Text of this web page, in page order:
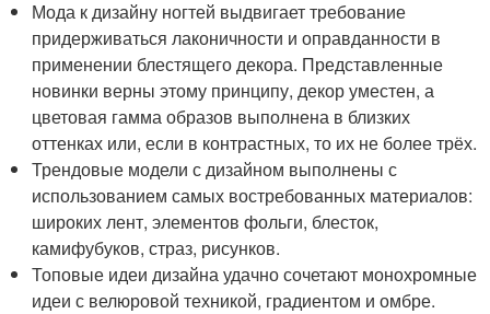
Мода к дизайну ногтей выдвигает требование
придерживаться лаконичности и оправданности в
применении блестящего декора. Представленные
новинки верны этому принципу, декор уместен, а
цветовая гамма образов выполнена в близких
оттенках или, если в контрастных, то их не более трёх.
Трендовые модели с дизайном выполнены с
использованием самых востребованных материалов:
широких лент, элементов фольги, блесток,
камифубуков, страз, рисунков.
Топовые идеи дизайна удачно сочетают монохромные
идеи с велюровой техникой, градиентом и омбре.